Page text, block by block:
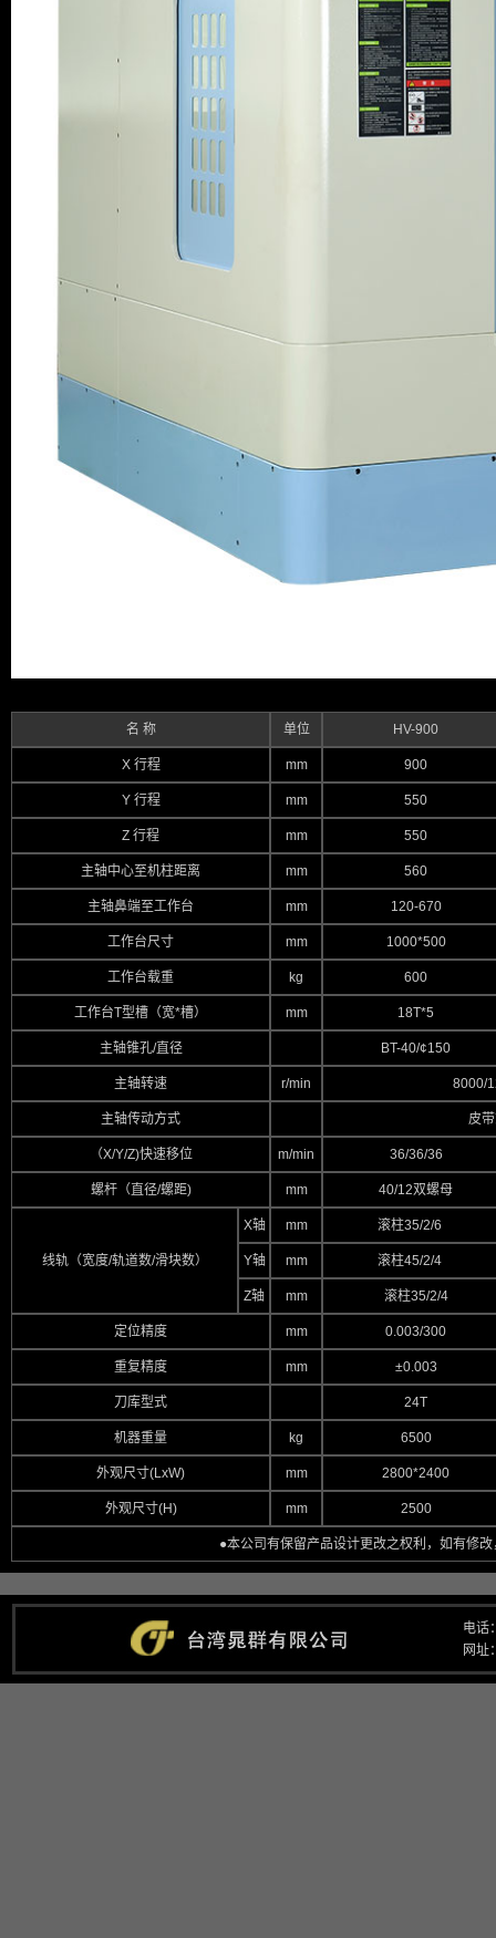
名 称 单位 HV-900
X 行程 mm 900
Y 行程 mm 550
Z 行程 mm 550
主轴中心至机柱距离 mm 560
主轴鼻端至工作台 mm 120-670
工作台尺寸 mm 1000*500
工作台载重 kg 600
工作台T型槽（宽*槽） mm 18T*5
主轴锥孔/直径 BT-40/¢150
主轴转速 r/min 8000/
主轴传动方式 皮
（X/Y/Z)快速移位 m/min 36/36/36
螺杆（直径/螺距) mm 40/12双螺母
线轨（宽度/轨道数/滑块数）
X轴 mm 滚柱35/2/6
Y轴 mm 滚柱45/2/4
Z轴 mm 滚柱35/2/4
定位精度 mm 0.003/300
重复精度 mm ±0.003
刀库型式 24T
机器重量 kg 6500
外观尺寸(LxW) mm 2800*2400
外观尺寸(H) mm 2500
●本公司有保留产品设计更改之权利，如有修
电话
网址